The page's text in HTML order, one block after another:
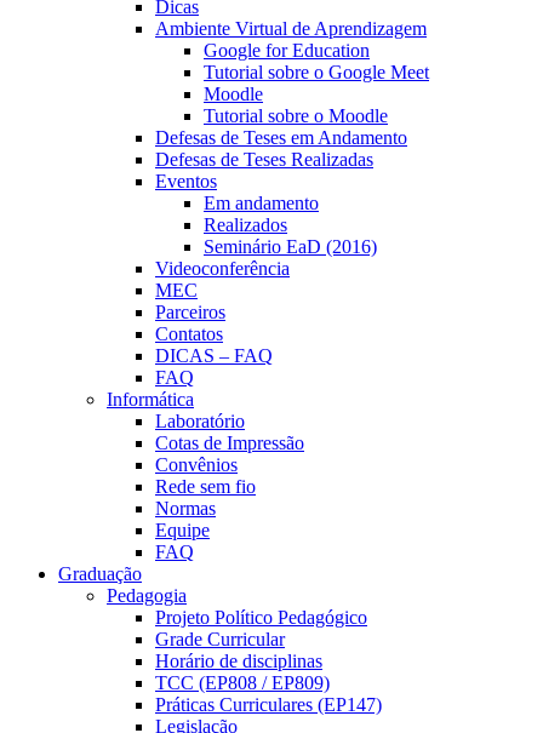
Dicas
Ambiente Virtual de Aprendizagem
Google for Education
Tutorial sobre o Google Meet
Moodle
Tutorial sobre o Moodle
Defesas de Teses em Andamento
Defesas de Teses Realizadas
Eventos
Em andamento
Realizados
Seminário EaD (2016)
Videoconferência
MEC
Parceiros
Contatos
DICAS – FAQ
FAQ
Informática
Laboratório
Cotas de Impressão
Convênios
Rede sem fio
Normas
Equipe
FAQ
Graduação
Pedagogia
Projeto Político Pedagógico
Grade Curricular
Horário de disciplinas
TCC (EP808 / EP809)
Práticas Curriculares (EP147)
Legislação